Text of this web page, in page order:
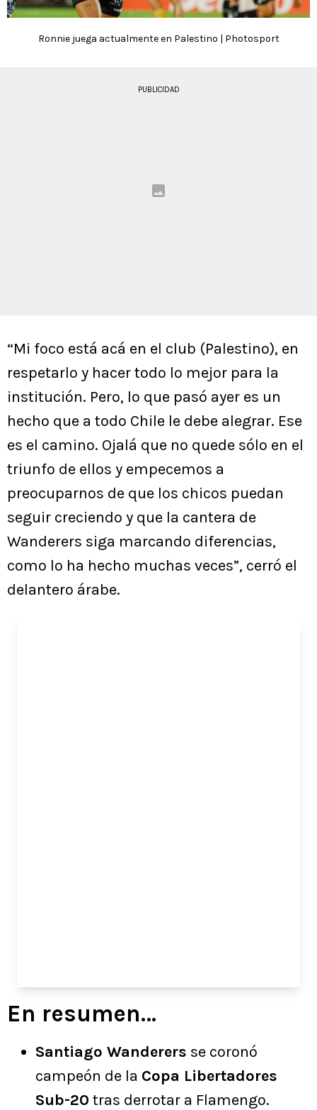
Ronnie juega actualmente en Palestino | Photosport
PUBLICIDAD
“Mi foco está acá en el club (Palestino), en
respetarlo y hacer todo lo mejor para la
institución. Pero, lo que pasó ayer es un
hecho que a todo Chile le debe alegrar. Ese
es el camino. Ojalá que no quede sólo en el
triunfo de ellos y empecemos a
preocuparnos de que los chicos puedan
seguir creciendo y que la cantera de
Wanderers siga marcando diferencias,
como lo ha hecho muchas veces”, cerró el
delantero árabe.
En resumen…
Santiago Wanderers se coronó
campeón de la Copa Libertadores
Sub-20 tras derrotar a Flamengo.